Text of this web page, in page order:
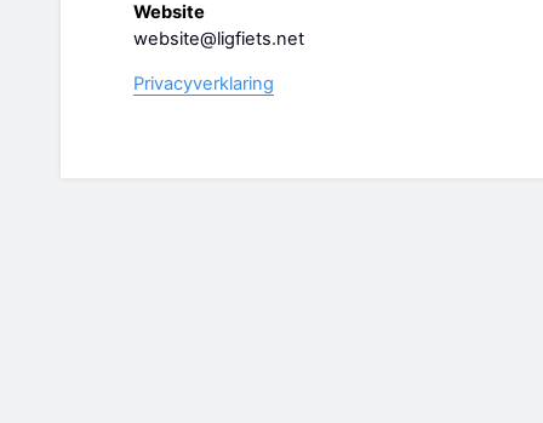
Website
website@ligfiets.net
Privacyverklaring